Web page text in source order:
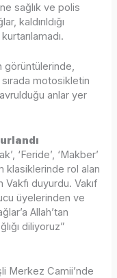
sağlık ve polis
kaldırıldığı
görüntülerinde,
sırada motosikletin
anlar yer
‘Feride’, ‘Makber’
klasiklerinde rol alan
Vakfı duyurdu. Vakıf
üyelerinden ve
Allah’tan
diliyoruz”
Merkez Camii’nde